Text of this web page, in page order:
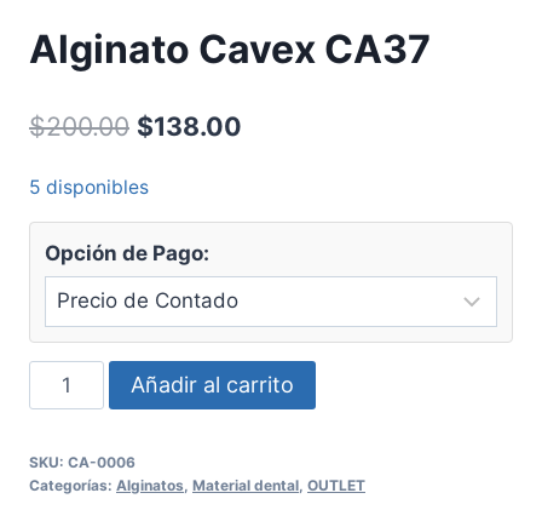
Alginato Cavex CA37
$200.00 Original
$200.00.
$138.00
5 disponibles
Opción de Pago:
Alginato
Cavex
cantidad
Añadir al carrito
SKU: CA-0006
Categorías: Alginatos Material dental OUTLET